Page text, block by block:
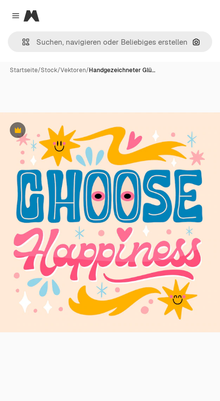
Close menu
Magnific
Nach
Startseite/Stock/Vektoren/Handgezeichneter Glü…
Premium